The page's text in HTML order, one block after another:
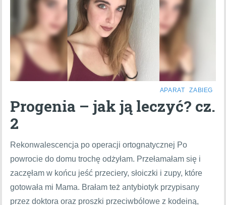
APARAT ZABIEG
Progenia – jak ją leczyć? cz.
2
Rekonwalescencja po operacji ortognatycznej Po
powrocie do domu trochę odżyłam. Przełamałam się i
zaczęłam w końcu jeść przeciery, słoiczki i zupy, które
gotowała mi Mama. Brałam też antybiotyk przypisany
przez doktora oraz proszki przeciwbólowe z kodeiną,